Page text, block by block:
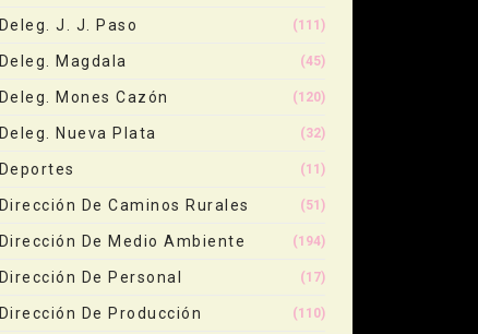
Deleg. J. J. Paso (111)
Deleg. Magdala (45)
Deleg. Mones Cazón (120)
Deleg. Nueva Plata (32)
Deportes (11)
Dirección De Caminos Rurales (51)
Dirección De Medio Ambiente (194)
Dirección De Personal (17)
Dirección De Producción (110)